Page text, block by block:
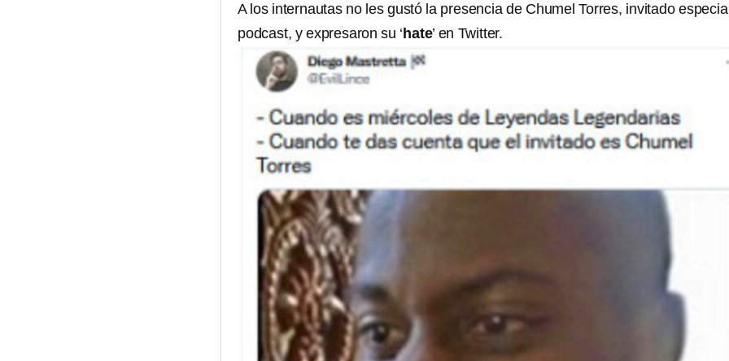
A los internautas no les gustó la presencia de Chumel Torres, invitado
podcast, y expresaron su ‘ hate’ en Twitter.